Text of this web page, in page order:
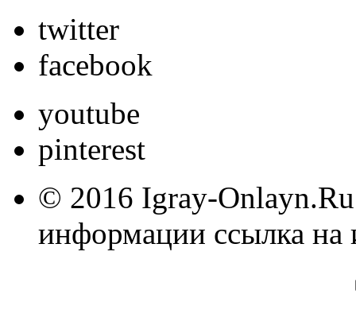
twitter
facebook
youtube
pinterest
© 2016 Igray-
информации ссылка на